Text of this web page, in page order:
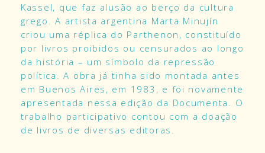
Kassel, que faz alusão ao berço da cultura
grego. A artista argentina Marta Minujín
criou uma réplica do Parthenon, constituído
por livros proibidos ou censurados ao longo
da história – um símbolo da repressão
política. A obra já tinha sido montada antes
em Buenos Aires, em 1983, e foi novamente
apresentada nessa edição da Documenta. O
trabalho participativo contou com a doação
de livros de diversas editoras.